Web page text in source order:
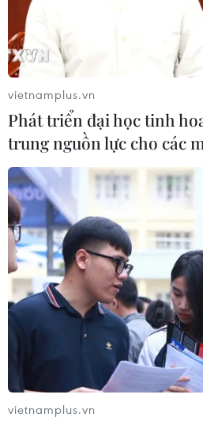
Chelsea vs Crystal Palace 1-0:
người hùng khi ghi bàn thắng
giành chiến thắng 1-0 ngay trên
ở vòng 20 Premier League.
vietnamplus.vn
Phát triển đại học tinh
trung nguồn lực cho các
vietnamplus.vn